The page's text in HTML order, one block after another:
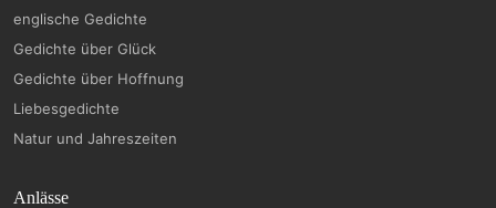
englische Gedichte
Gedichte über Glück
Gedichte über Hoffnung
Liebesgedichte
Natur und Jahreszeiten
Anlässe